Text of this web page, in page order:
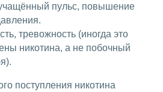
пульс, повышение
тревожность (иногда это
никотина, а не побочный
поступления никотина